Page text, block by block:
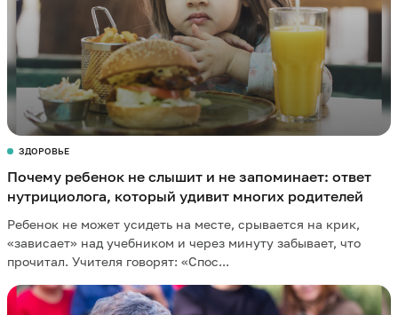
ЗДОРОВЬЕ
Почему ребенок не слышит и не запоминает: ответ
нутрициолога, который удивит многих родителей
Ребенок не может усидеть на месте, срывается на крик,
«зависает» над учебником и через минуту забывает, что
прочитал. Учителя говорят: «Спос...